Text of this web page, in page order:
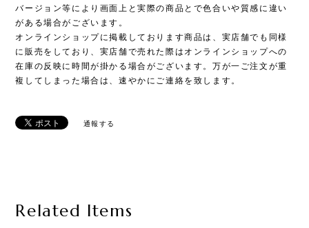
バージョン等により画面上と実際の商品とで色合いや質感に違い
がある場合がございます。
オンラインショップに掲載しております商品は、実店舗でも同様
に販売をしており、実店舗で売れた際はオンラインショップへの
在庫の反映に時間が掛かる場合がございます。万が一ご注文が重
複してしまった場合は、速やかにご連絡を致します。
通報する
Related Items